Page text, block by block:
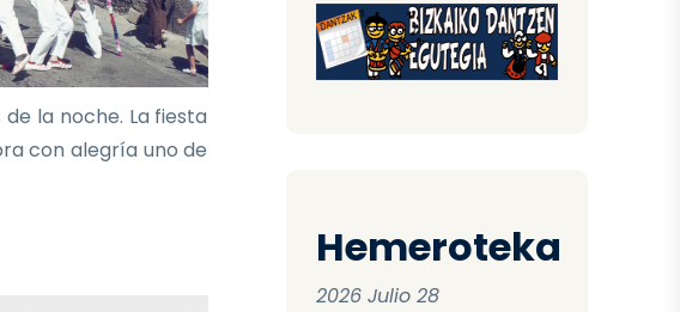
la noche. La fiesta
con alegría uno de
Hemeroteka
2026 Julio 28